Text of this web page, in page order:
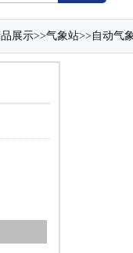
展示>>气象站>> 自动气